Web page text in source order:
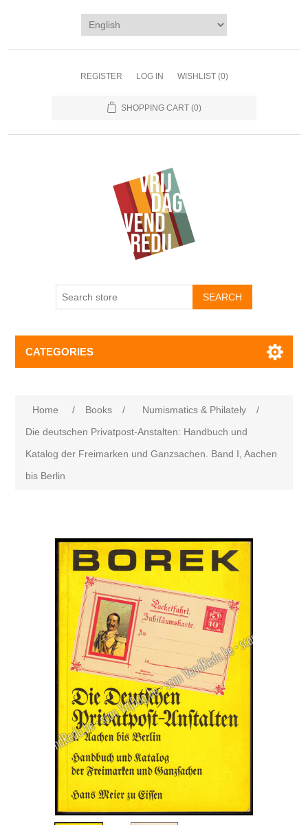
REGISTER LOG IN WISHLIST (0)
SHOPPING CART (0)
CATEGORIES
Home / Books / Numismatics & Philately
/
Die deutschen Privatpost-Anstalten: Handbuch und
Katalog der Freimarken und Ganzsachen. Band I, Aachen
bis Berlin